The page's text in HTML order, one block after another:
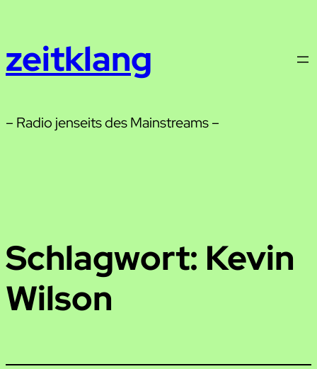
springen
zeitklang
– Radio jenseits des Mainstreams –
Schlagwort: Kevin
Wilson